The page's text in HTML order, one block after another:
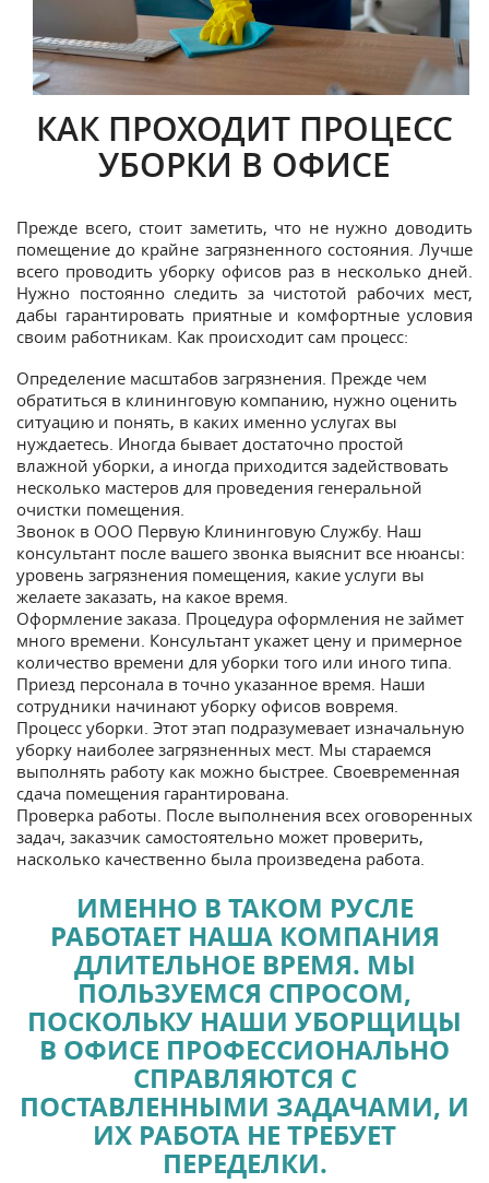
КАК ПРОХОДИТ ПРОЦЕСС
УБОРКИ В ОФИСЕ
Прежде всего, стоит заметить, что не нужно доводить
помещение до крайне загрязненного состояния. Лучше
всего проводить уборку офисов раз в несколько дней.
Нужно постоянно следить за чистотой рабочих мест,
дабы гарантировать приятные и комфортные условия
своим работникам. Как происходит сам процесс:
Определение масштабов загрязнения. Прежде чем
обратиться в клининговую компанию, нужно оценить
ситуацию и понять, в каких именно услугах вы
нуждаетесь. Иногда бывает достаточно простой
влажной уборки, а иногда приходится задействовать
несколько мастеров для проведения генеральной
очистки помещения.
Звонок в ООО Первую Клининговую Службу. Наш
консультант после вашего звонка выяснит все нюансы:
уровень загрязнения помещения, какие услуги вы
желаете заказать, на какое время.
Оформление заказа. Процедура оформления не займет
много времени. Консультант укажет цену и примерное
количество времени для уборки того или иного типа.
Приезд персонала в точно указанное время. Наши
сотрудники начинают уборку офисов вовремя.
Процесс уборки. Этот этап подразумевает изначальную
уборку наиболее загрязненных мест. Мы стараемся
выполнять работу как можно быстрее. Своевременная
сдача помещения гарантирована.
Проверка работы. После выполнения всех оговоренных
задач, заказчик самостоятельно может проверить,
насколько качественно была произведена работа.
ИМЕННО В ТАКОМ РУСЛЕ
РАБОТАЕТ НАША КОМПАНИЯ
ДЛИТЕЛЬНОЕ ВРЕМЯ. МЫ
ПОЛЬЗУЕМСЯ СПРОСОМ,
ПОСКОЛЬКУ НАШИ УБОРЩИЦЫ
В ОФИСЕ ПРОФЕССИОНАЛЬНО
СПРАВЛЯЮТСЯ С
ПОСТАВЛЕННЫМИ ЗАДАЧАМИ, И
ИХ РАБОТА НЕ ТРЕБУЕТ
ПЕРЕДЕЛКИ.